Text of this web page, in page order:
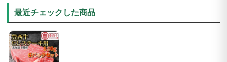
最近チェックした商品